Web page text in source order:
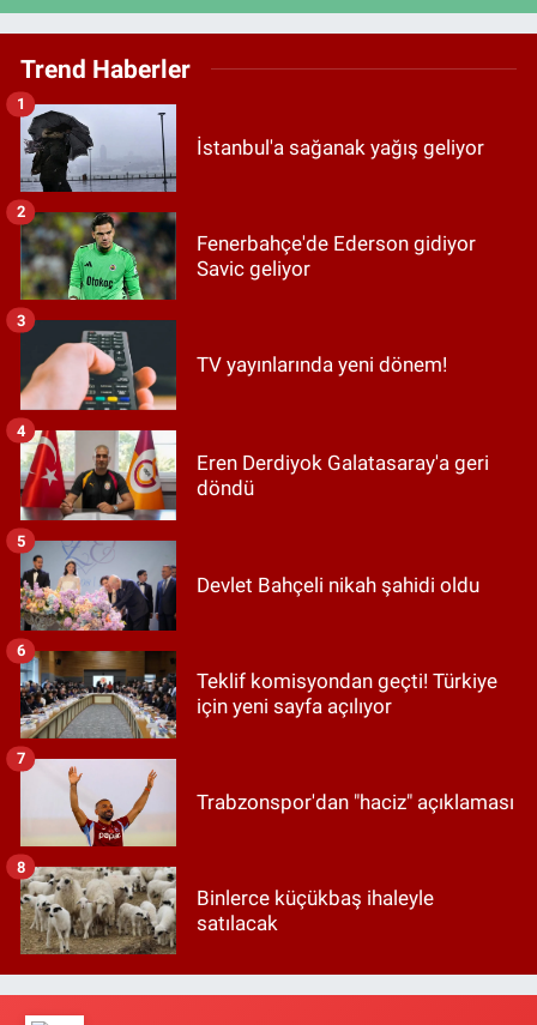
Trend Haberler
İstanbul'a sağanak yağış geliyor
1
Fenerbahçe'de Ederson gidiyor
Savic geliyor
2
TV yayınlarında yeni dönem!
3
Eren Derdiyok Galatasaray'a geri
döndü
4
Devlet Bahçeli nikah şahidi oldu
5
Teklif komisyondan geçti! Türkiye
için yeni sayfa açılıyor
6
Trabzonspor'dan "haciz" açıklaması
7
Binlerce küçükbaş ihaleyle
satılacak
8